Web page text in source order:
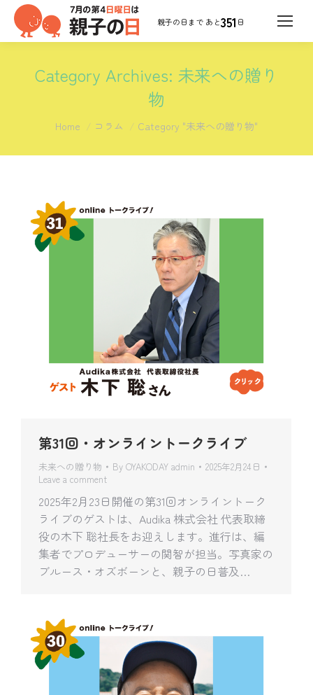
351 日
Category Archives: 未来への贈り
物
You are here:
Home コラム Category "未来への贈り物"
第31回・オンライントークライブ
未来への贈り物 By OYAKODAY admin
2025年2月24日
Leave a comment
2025年2月23日開催の第31回オンライントーク
ライブのゲストは、Audika 株式会社 代表取締
役の木下 聡社長をお迎えします。進行は、編
集者でプロデューサーの関智が担当。写真家の
ブルース・オズボーンと、親子の日普及…